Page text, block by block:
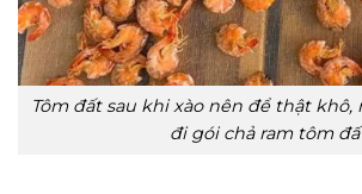
Tôm đất sau khi xào nên để thật khô,
đi gói chả ram tôm